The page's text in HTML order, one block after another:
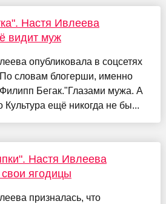
Настя Ивлеева
видит муж
опубликовала в соцсетях
словам блогерши, именно
Бегак."Глазами мужа. А
Культура ещё никогда не бы...
Настя Ивлеева
ягодицы
призналась, что